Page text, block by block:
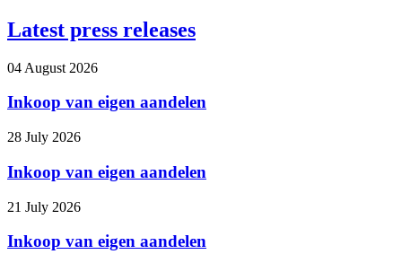
Latest press releases
04 August 2026
Inkoop van eigen aandelen
28 July 2026
Inkoop van eigen aandelen
21 July 2026
Inkoop van eigen aandelen